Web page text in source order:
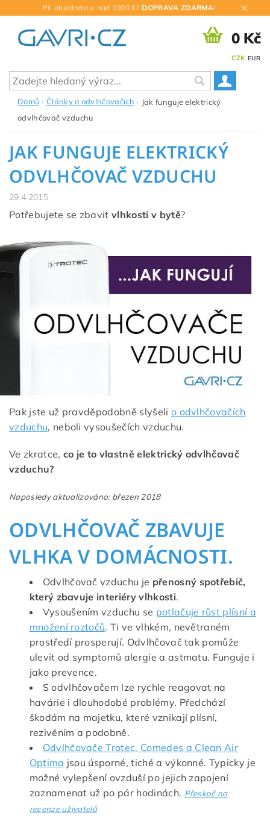
Při objednávce nad 1000 Kč DOPRAVA ZDARMA!
CZK EUR
0 Kč
Domů Články o odvlhčovačích
Jak funguje elektrický
odvlhčovač vzduchu
JAK FUNGUJE ELEKTRICKÝ
ODVLHČOVAČ VZDUCHU
29.4.2015
Potřebujete se zbavitvlhkosti v bytě?
Pak jste už pravděpodobně slyšeli o odvlhčovačích
vzduchu, neboli vysoušečích vzduchu.
Ve zkratce, co je to vlastně elektrický odvlhčovač
vzduchu?
Naposledy aktualizováno: březen 2018
ODVLHČOVAČ ZBAVUJE
VLHKA V DOMÁCNOSTI.
Odvlhčovač vzduchu je přenosný spotřebič,
který zbavuje interiéry vlhkosti.
Vysoušením vzduchu se potlačuje růst plísní a
množení roztočů. Ti ve vlhkém, nevětraném
prostředí prosperují. Odvlhčovač tak pomůže
ulevit od symptomů alergie a astmatu. Funguje i
jako prevence.
S odvlhčovačem lze rychle reagovat na
havárie i dlouhodobé problémy. Předchází
škodám na majetku, které vznikají plísní,
rezivěním a podobně.
Odvlhčovače Trotec, Comedes a Clean Air
Optima jsou úsporné, tiché a výkonné. Typicky je
možné vylepšení ovzduší po jejich zapojení
zaznamenat už po pár hodinách. Přeskoč na
recenze uživatelů